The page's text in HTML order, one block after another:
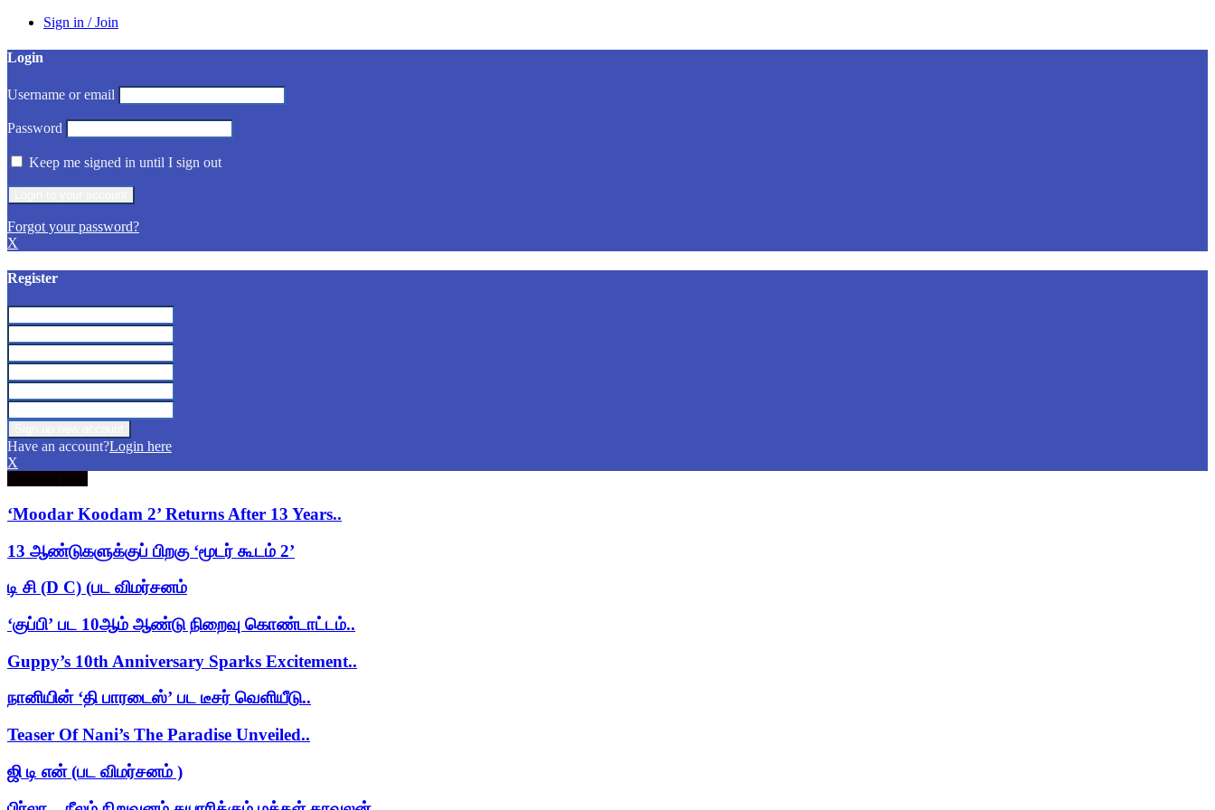
Sign in / Join
Login
Username or email
Password
Keep me signed in until I sign out
Forgot your password?
X
Register
Have an account?Login here
X
‘Moodar Koodam 2’ Returns After 13 Years..
13 ஆண்டுகளுக்குப் பிறகு ‘மூடர் கூடம் 2’
டி சி (D C) (பட விமர்சனம்
‘குப்பி’ பட 10ஆம் ஆண்டு நிறைவு கொண்டாட்டம்..
Guppy’s 10th Anniversary Sparks Excitement..
நானியின் ‘தி பாரடைஸ்’ பட டீசர் வெளியீடு..
Teaser Of Nani’s The Paradise Unveiled..
ஜி டி என் (பட விமர்சனம் )